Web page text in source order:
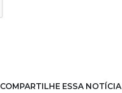
COMPARTILHE ESSA NOTÍCIA